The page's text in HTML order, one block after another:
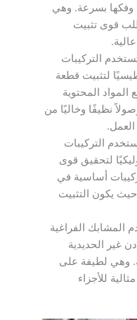
وفكها بسرعة. وهي
قوى تثبيت
التركيبات
لتثبيت قطعة
المواد المحتوية
نظيفًا وخاليًا من
التركيبات
لتحقيق قوى
أساسية في
يكون التثبيت
المشابك الفراغية
غير الحديدية
وهي لطيفة على
للأجزاء